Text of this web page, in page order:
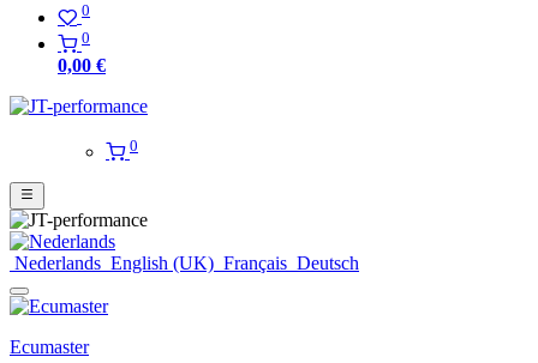
0
0
0,00 €
0
Nederlands English (UK) Français Deutsch
Ecumaster